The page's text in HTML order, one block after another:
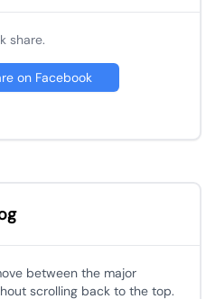
share.
on Facebook
between the major
scrolling back to the top.